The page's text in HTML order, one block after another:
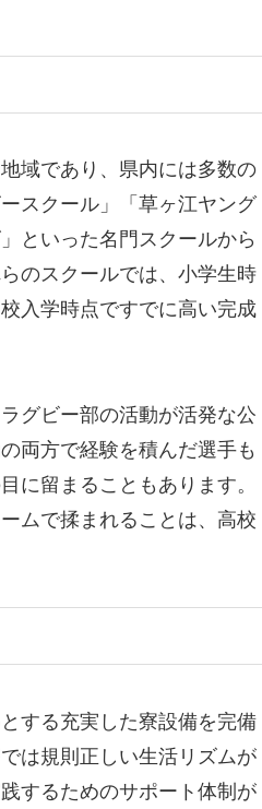
域であり、県内には多数の
スクール」「草ヶ江ヤング
といった名門スクールから
のスクールでは、小学生時
入学時点ですでに高い完成
グビー部の活動が活発な公
両方で経験を積んだ選手も
に留まることもあります。
ムで揉まれることは、高校
する充実した寮設備を完備
は規則正しい生活リズムが
するためのサポート体制が